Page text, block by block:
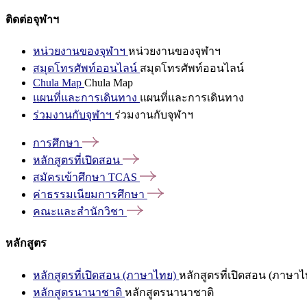
ติดต่อจุฬาฯ
หน่วยงานของจุฬาฯ หน่วยงานของจุฬาฯ
สมุดโทรศัพท์ออนไลน์ สมุดโทรศัพท์ออนไลน์
Chula Map Chula Map
แผนที่และการเดินทาง แผนที่และการเดินทาง
ร่วมงานกับจุฬาฯ ร่วมงานกับจุฬาฯ
การศึกษา
หลักสูตรที่เปิดสอน
สมัครเข้าศึกษา TCAS
ค่าธรรมเนียมการศึกษา
คณะและสำนักวิชา
หลักสูตร
หลักสูตรที่เปิดสอน (ภาษาไทย) หลักสูตรที่เปิดสอน (ภาษาไ
หลักสูตรนานาชาติ หลักสูตรนานาชาติ